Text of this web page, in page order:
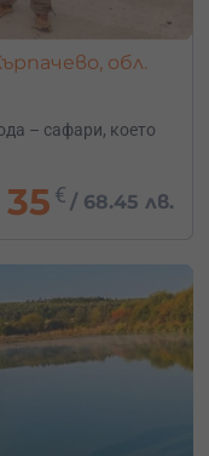
обл.
– сафари, което
35 € /68.45 лв.